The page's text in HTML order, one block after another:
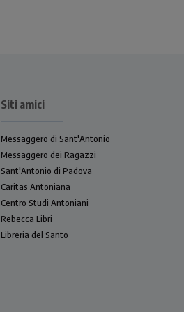
Siti amici
Messaggero di Sant'Antonio
Messaggero dei Ragazzi
Sant'Antonio di Padova
Caritas Antoniana
Centro Studi Antoniani
Rebecca Libri
Libreria del Santo